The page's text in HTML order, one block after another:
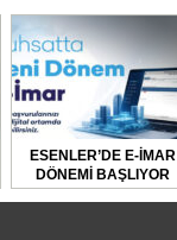
ESENLER’DE E-İMAR
DÖNEMİ BAŞLIYOR